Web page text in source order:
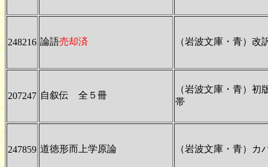
248216 論語売却済 （岩波文庫・青）改
207247 自叙伝 全５冊
（岩波文庫・青）初
帯
247859 道徳形而上学原論 （岩波文庫・青）カ